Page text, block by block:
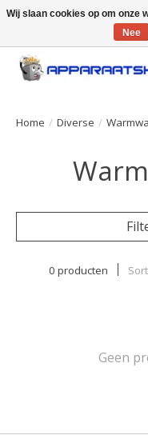
Large selection of products
Home / Diverse /
0 producten
Geen
Wij slaan cookies op om onze
Nee